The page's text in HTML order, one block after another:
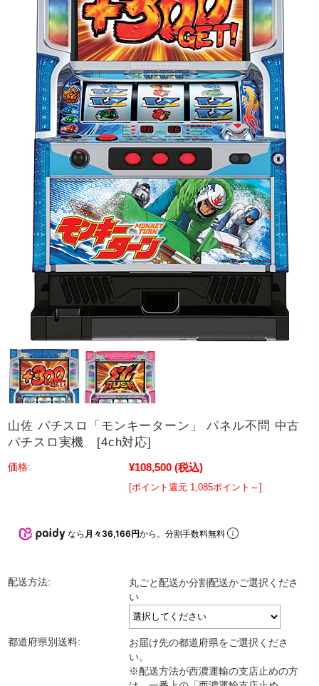
山佐 パチスロ「モンキーターン」 パネル不問 中古
パチスロ実機 [4ch対応]
価格: ¥108,500 (税込)
[ポイント還元 1,085ポイント～]
なら 月々36,166円から。分割手数料無料
配送方法:
丸ごと配送か分割配送かご選択くださ
い
都道府県別送料:
お届け先の都道府県をご選択くださ
い。
※配送方法が西濃運輸の支店止めの方